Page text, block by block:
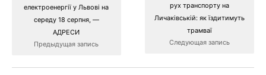
електроенергії у Львові на
середу 18 серпня, —
АДРЕСИ
Предыдущая запись
рух транспорту на
Личаківській: як їздитимуть
трамваї
Следующая запись